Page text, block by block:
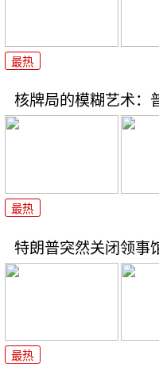
最热
核牌局的模糊艺术：
最热
特朗普突然关闭领事
最热